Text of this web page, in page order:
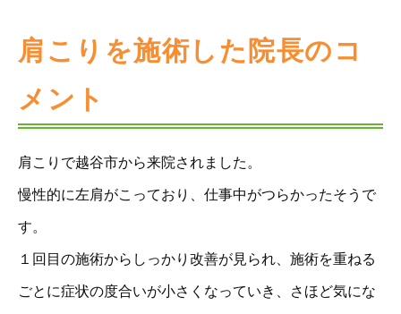
肩こりを施術した院長のコ
メント
肩こりで越谷市から来院されました。
慢性的に左肩がこっており、仕事中がつらかったそうで
す。
１回目の施術からしっかり改善が見られ、施術を重ねる
ごとに症状の度合いが小さくなっていき、さほど気にな